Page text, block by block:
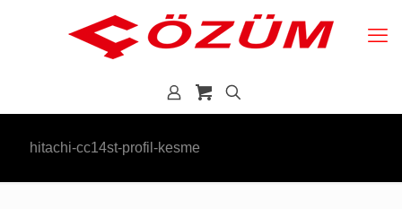
hitachi-cc14st-profil-kesme